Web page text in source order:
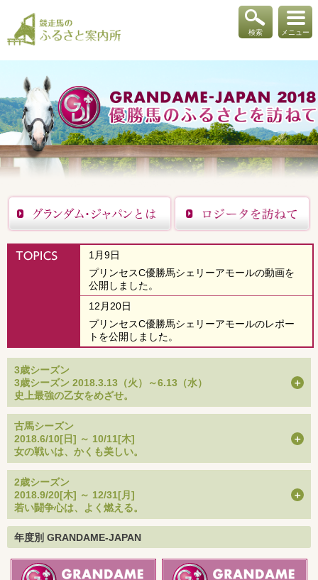
メニュー
検索
1月9日
プリンセスC優勝馬シェリーアモールの動画を
公開しました。
12月20日
プリンセスC優勝馬シェリーアモールのレポー
トを公開しました。
3歳シーズン
3歳シーズン 2018.3.13（火）～6.13（水）
史上最強の乙女をめざせ。
古馬シーズン
2018.6/10[日] ～ 10/11[木]
女の戦いは、かくも美しい。
2歳シーズン
2018.9/20[木] ～ 12/31[月]
若い闘争心は、よく燃える。
年度別 GRANDAME-JAPAN